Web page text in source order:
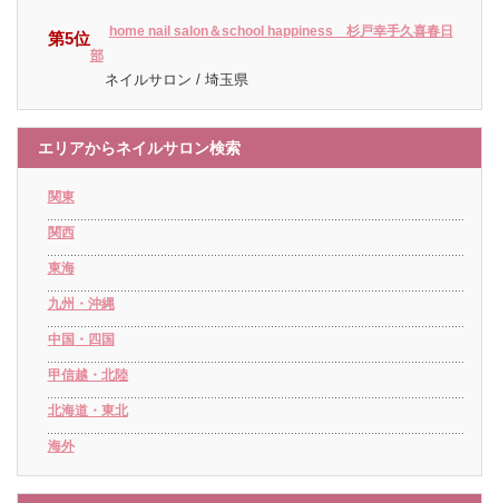
第5位
home nail salon＆school happiness 杉戸幸手久喜春日
部
ネイルサロン / 埼玉県
エリアからネイルサロン検索
関東
関西
東海
九州・沖縄
中国・四国
甲信越・北陸
北海道・東北
海外